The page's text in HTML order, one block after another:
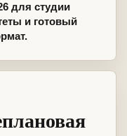
для студии
и готовый